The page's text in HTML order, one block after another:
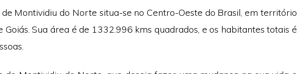
Montividiu do Norte situa-se no Centro-Oeste do Brasil, em território
Goiás. Sua área é de 1332.996 kms quadrados, e os habitantes totais é